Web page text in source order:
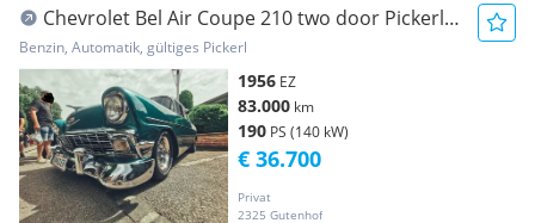
Chevrolet Bel Air Coupe 210 two door Pickerl
NEU
Benzin, Automatik, gültiges Pickerl
1956 EZ
83.000 km
190 PS (140 kW)
Privat
2325 Gutenhof
€ 36.700